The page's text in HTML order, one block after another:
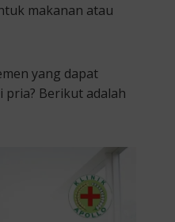
makanan atau
yang dapat
pria? Berikut adalah